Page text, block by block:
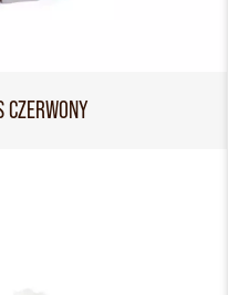
CZERWONY